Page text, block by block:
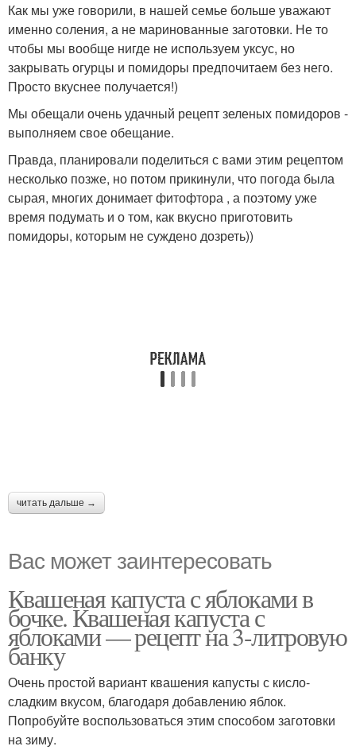
Как мы уже говорили, в нашей семье больше уважают
именно соления, а не маринованные заготовки. Не то
чтобы мы вообще нигде не используем уксус, но
закрывать огурцы и помидоры предпочитаем без него.
Просто вкуснее получается!)
Мы обещали очень удачный рецепт зеленых помидоров -
выполняем свое обещание.
Правда, планировали поделиться с вами этим рецептом
несколько позже, но потом прикинули, что погода была
сырая, многих донимает фитофтора , а поэтому уже
время подумать и о том, как вкусно приготовить
помидоры, которым не суждено дозреть))
читать дальше →
Вас может заинтересовать
Квашеная капуста с яблоками в
бочке. Квашеная капуста с
яблоками — рецепт на 3-литровую
банку
Очень простой вариант квашения капусты с кисло-
сладким вкусом, благодаря добавлению яблок.
Попробуйте воспользоваться этим способом заготовки
на зиму.